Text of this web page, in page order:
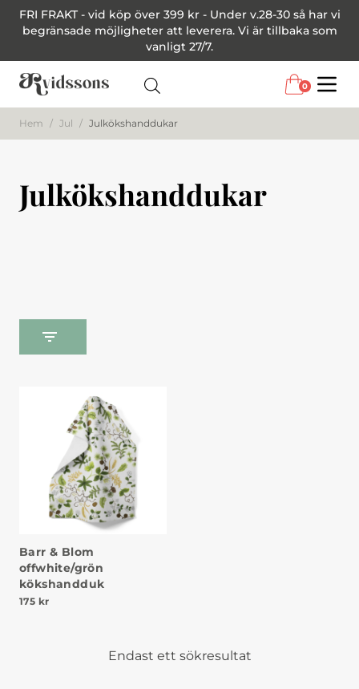
FRI FRAKT - vid köp över 399 kr - Under v.28-30 så har vi
begränsade möjligheter att leverera. Vi är tillbaka som
vanligt 27/7.
0
Hem / Jul / Julkökshanddukar
Julkökshanddukar
Barr & Blom
offwhite/grön
kökshandduk
175 kr
Endast ett sökresultat